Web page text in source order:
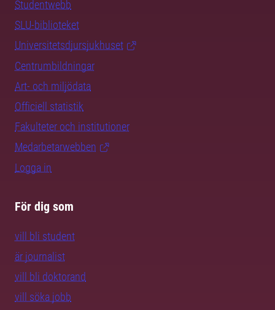
Studentwebb
SLU-biblioteket
Universitetsdjursjukhuset
Centrumbildningar
Art- och miljödata
Officiell statistik
Fakulteter och institutioner
Medarbetarwebben
Logga in
För dig som
vill bli student
är journalist
vill bli doktorand
vill söka jobb